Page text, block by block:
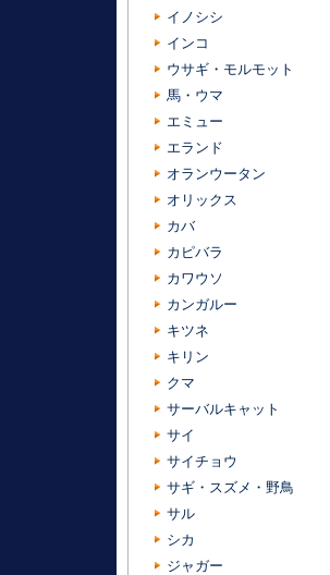
イノシシ
インコ
ウサギ・モルモット
馬・ウマ
エミュー
エランド
オランウータン
オリックス
カバ
カピバラ
カワウソ
カンガルー
キツネ
キリン
クマ
サーバルキャット
サイ
サイチョウ
サギ・スズメ・野鳥
サル
シカ
ジャガー